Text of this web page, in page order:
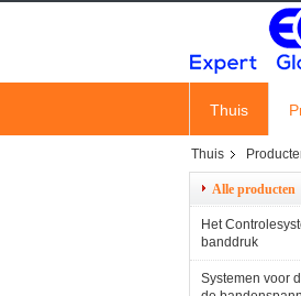
Thuis
Thuis
Alle producten
Het
banddruk
Systemen voor